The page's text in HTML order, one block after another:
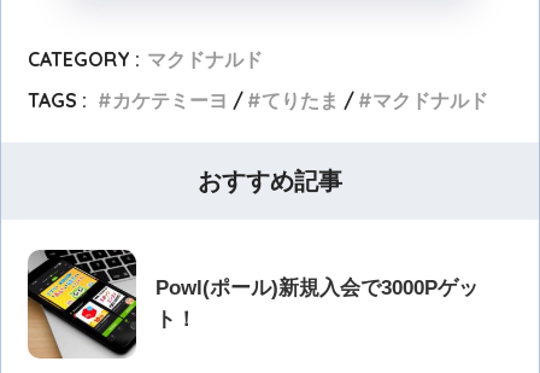
CATEGORY : マクドナルド
TAGS :
カケテミーヨ てりたま マクドナルド
おすすめ記事
Powl(ポール)新規入会で3000Pゲッ
ト！